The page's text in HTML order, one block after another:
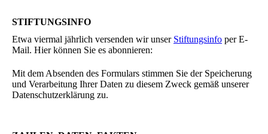
STIFTUNGSINFO
Etwa viermal jährlich versenden wir unser Stiftungsinfo per E-
Mail. Hier können Sie es abonnieren:
Mit dem Absenden des Formulars stimmen Sie der Speicherung
und Verarbeitung Ihrer Daten zu diesem Zweck gemäß unserer
Datenschutzerklärung zu.